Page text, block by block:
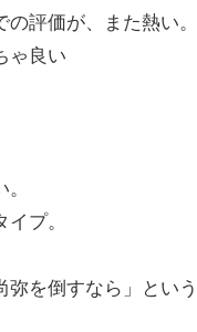
評価が、また熱い。
ゃ良い
プ。
弥を倒すなら」という